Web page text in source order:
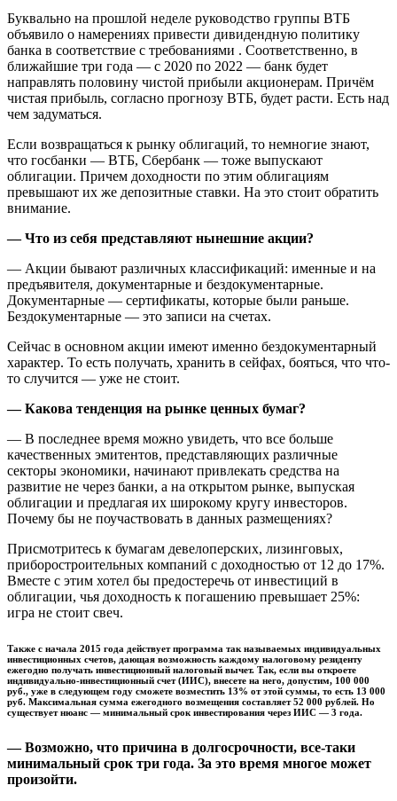
Буквально на прошлой неделе руководство группы ВТБ
объявило о намерениях привести дивидендную политику
банка в соответствие с требованиями . Соответственно, в
ближайшие три года — с 2020 по 2022 — банк будет
направлять половину чистой прибыли акционерам. Причём
чистая прибыль, согласно прогнозу ВТБ, будет расти. Есть над
чем задуматься.
Если возвращаться к рынку облигаций, то немногие знают,
что госбанки — ВТБ, Сбербанк — тоже выпускают
облигации. Причем доходности по этим облигациям
превышают их же депозитные ставки. На это стоит обратить
внимание.
— Что из себя представляют нынешние акции?
— Акции бывают различных классификаций: именные и на
предъявителя, документарные и бездокументарные.
Документарные — сертификаты, которые были раньше.
Бездокументарные — это записи на счетах.
Сейчас в основном акции имеют именно бездокументарный
характер. То есть получать, хранить в сейфах, бояться, что что-
то случится — уже не стоит.
— Какова тенденция на рынке ценных бумаг?
— В последнее время можно увидеть, что все больше
качественных эмитентов, представляющих различные
секторы экономики, начинают привлекать средства на
развитие не через банки, а на открытом рынке, выпуская
облигации и предлагая их широкому кругу инвесторов.
Почему бы не поучаствовать в данных размещениях?
Присмотритесь к бумагам девелоперских, лизинговых,
приборостроительных компаний с доходностью от 12 до 17%.
Вместе с этим хотел бы предостеречь от инвестиций в
облигации, чья доходность к погашению превышает 25%:
игра не стоит свеч.
Также с начала 2015 года действует программа так называемых индивидуальных
инвестиционных счетов, дающая возможность каждому налоговому резиденту
ежегодно получать инвестиционный налоговый вычет. Так, если вы откроете
индивидуально-инвестиционный счет (ИИС), внесете на него, допустим, 100 000
руб., уже в следующем году сможете возместить 13% от этой суммы, то есть 13 000
руб. Максимальная сумма ежегодного возмещения составляет 52 000 рублей. Но
существует нюанс — минимальный срок инвестирования через ИИС — 3 года.
— Возможно, что причина в долгосрочности, все-таки
минимальный срок три года. За это время многое может
произойти.